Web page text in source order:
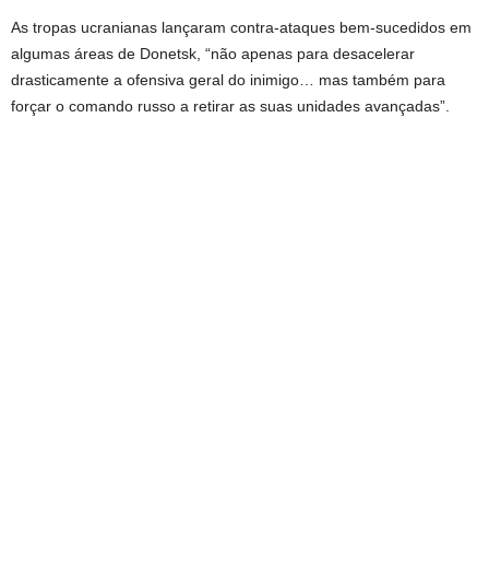
As tropas ucranianas lançaram contra-ataques bem-sucedidos em
algumas áreas de Donetsk, “não apenas para desacelerar
drasticamente a ofensiva geral do inimigo… mas também para
forçar o comando russo a retirar as suas unidades avançadas”.